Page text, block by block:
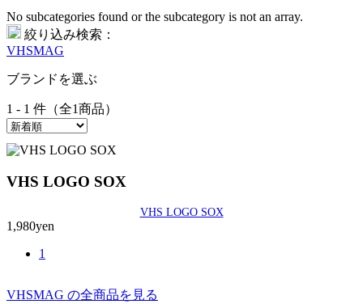
No subcategories found or the subcategory is not an array.
絞り込み検索：
VHSMAG
ブランドを選ぶ
1 - 1 件（全1商品）
VHS LOGO SOX
VHS LOGO SOX
1,980yen
1
VHSMAG の全商品を見る